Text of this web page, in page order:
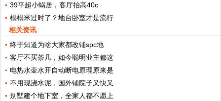
39平超小蜗居，客厅抬高40c
榻榻米过时了？地台卧室才是流行
相关资讯
终于知道为啥大家都改铺spc地
客厅不买茶几，如今聪明业主都这
电热水壶水开自动断电原理原来是
不用现浇水泥，国外铺院子又快又
别墅建个地下室，全家人都不愿上